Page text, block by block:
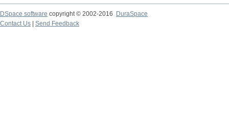
DSpace software copyright © 2002-2016
DuraSpace
Contact Us
Send Feedback